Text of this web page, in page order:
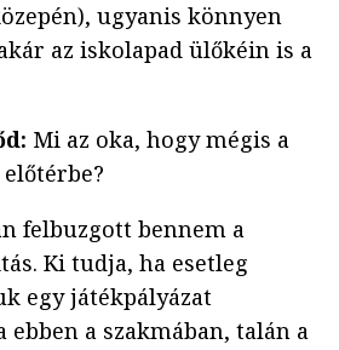
ugyanis könnyen
az iskolapad ülőkéin is a
Mi az oka, hogy mégis a
felbuzgott bennem a
Ki tudja, ha esetleg
egy játékpályázat
a szakmában, talán a